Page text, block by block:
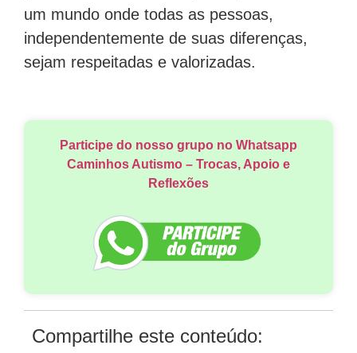
um mundo onde todas as pessoas,
independentemente de suas diferenças,
sejam respeitadas e valorizadas.
Participe do nosso grupo no Whatsapp
Caminhos Autismo – Trocas, Apoio e
Reflexões
Compartilhe este conteúdo: